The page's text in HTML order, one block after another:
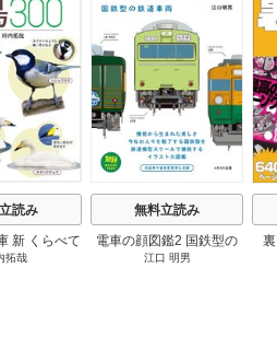
読み
新 くらべて
300 1巻
拓哉
無料立読み
電車の顔図鑑2 国鉄型の
鉄道車両 1巻
江口 明男